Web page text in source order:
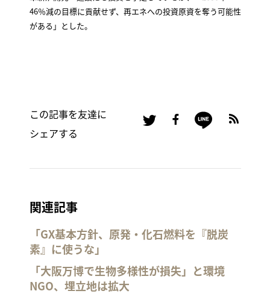
46％減の目標に貢献せず、再エネへの投資原資を奪う可能性
がある」とした。
この記事を友達に
シェアする
関連記事
「GX基本方針、原発・化石燃料を『脱炭
素』に使うな」
「大阪万博で生物多様性が損失」と環境
NGO、埋立地は拡大